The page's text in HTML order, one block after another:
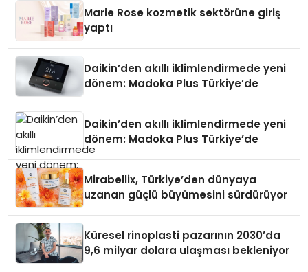
Marie Rose kozmetik sektörüne giriş
yaptı
Daikin’den akıllı iklimlendirmede yeni
dönem: Madoka Plus Türkiye’de
Daikin’den akıllı iklimlendirmede yeni
dönem: Madoka Plus Türkiye’de
Mirabellix, Türkiye’den dünyaya
uzanan güçlü büyümesini sürdürüyor
Küresel rinoplasti pazarının 2030’da
9,6 milyar dolara ulaşması bekleniyor